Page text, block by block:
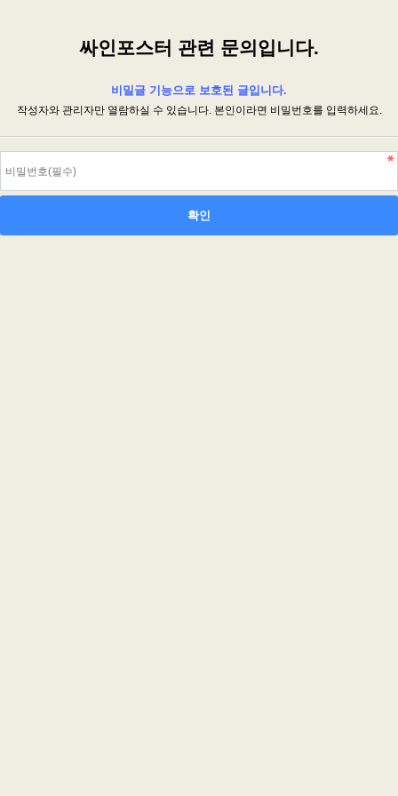
싸인포스터 관련 문의입니다.
비밀글 기능으로 보호된 글입니다.
작성자와 관리자만 열람하실 수 있습니다. 본인이라면 비밀번호를 입력하세요.